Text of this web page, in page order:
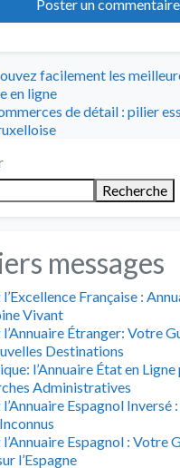
facilement les
en ligne
de détail : pilier
Recherche
messages
Française :
Vivant
Étranger: Votre
Destinations
l’Annuaire État en
Administratives
Espagnol Inversé
Espagnol : Votre
l’Espagne